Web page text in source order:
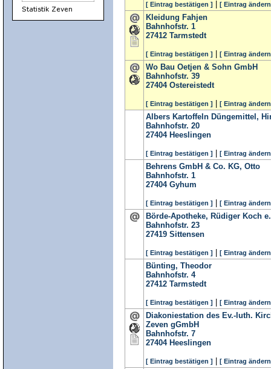
[ Eintrag bestätigen ] [ Eintrag
Kleidung Fahjen
Bahnhofstr. 1
27412 Tarmstedt
[ Eintrag bestätigen ] [ Eintrag
Wo Bau Oetjen & Sohn GmbH
Bahnhofstr. 39
27404 Ostereistedt
[ Eintrag bestätigen ] [ Eintrag
Albers Kartoffeln Düngemittel,
Bahnhofstr. 20
27404 Heeslingen
[ Eintrag bestätigen ] [ Eintrag
Behrens GmbH & Co. KG, Otto
Bahnhofstr. 1
27404 Gyhum
[ Eintrag bestätigen ] [ Eintrag
Börde-Apotheke, Rüdiger Koch
Bahnhofstr. 23
27419 Sittensen
[ Eintrag bestätigen ] [ Eintrag
Bünting, Theodor
Bahnhofstr. 4
27412 Tarmstedt
[ Eintrag bestätigen ] [ Eintrag
Diakoniestation des Ev.-luth.
Zeven gGmbH
Bahnhofstr. 7
27404 Heeslingen
[ Eintrag bestätigen ] [ Eintrag